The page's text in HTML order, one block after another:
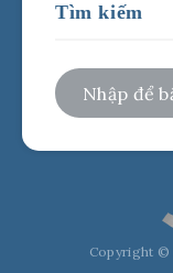
Tìm kiếm
Copyright ©